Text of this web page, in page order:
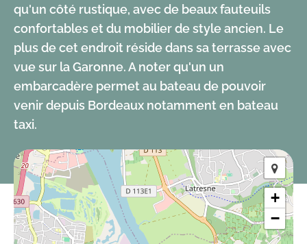
qu'un côté rustique, avec de beaux fauteuils
confortables et du mobilier de style ancien. Le
plus de cet endroit réside dans sa terrasse avec
vue sur la Garonne. A noter qu'un un
embarcadère permet au bateau de pouvoir
venir depuis Bordeaux notamment en bateau
taxi.
+
−